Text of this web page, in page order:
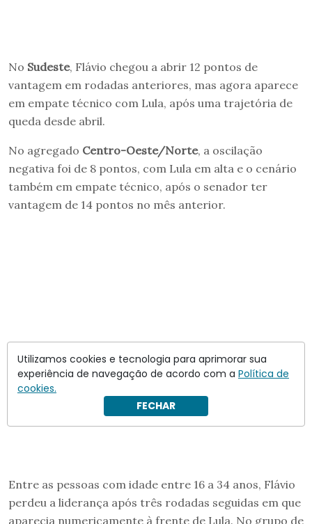
No Sudeste, Flávio chegou a abrir 12 pontos de
vantagem em rodadas anteriores, mas agora aparece
em empate técnico com Lula, após uma trajetória de
queda desde abril.
No agregado Centro-Oeste/Norte, a oscilação
negativa foi de 8 pontos, com Lula em alta e o cenário
também em empate técnico, após o senador ter
vantagem de 14 pontos no mês anterior.
Entre as pessoas com idade entre 16 a 34 anos, Flávio
perdeu a liderança após três rodadas seguidas em que
aparecia numericamente à frente de Lula. No grupo de
Utilizamos cookies e tecnologia para aprimorar sua
experiência de navegação de acordo com a Política de
cookies.
FECHAR